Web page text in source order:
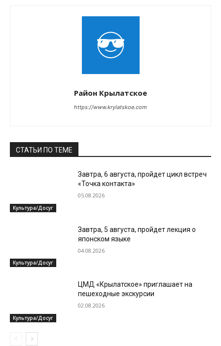
Район Крылатское
https://www.krylatskoe.com
СТАТЬИ ПО ТЕМЕ
Культура/Досуг
Завтра, 6 августа, пройдет цикл встреч
«Точка контакта»
05.08.2026
Культура/Досуг
Завтра, 5 августа, пройдет лекция о
японском языке
04.08.2026
Культура/Досуг
ЦМД «Крылатское» приглашает на
пешеходные экскурсии
02.08.2026